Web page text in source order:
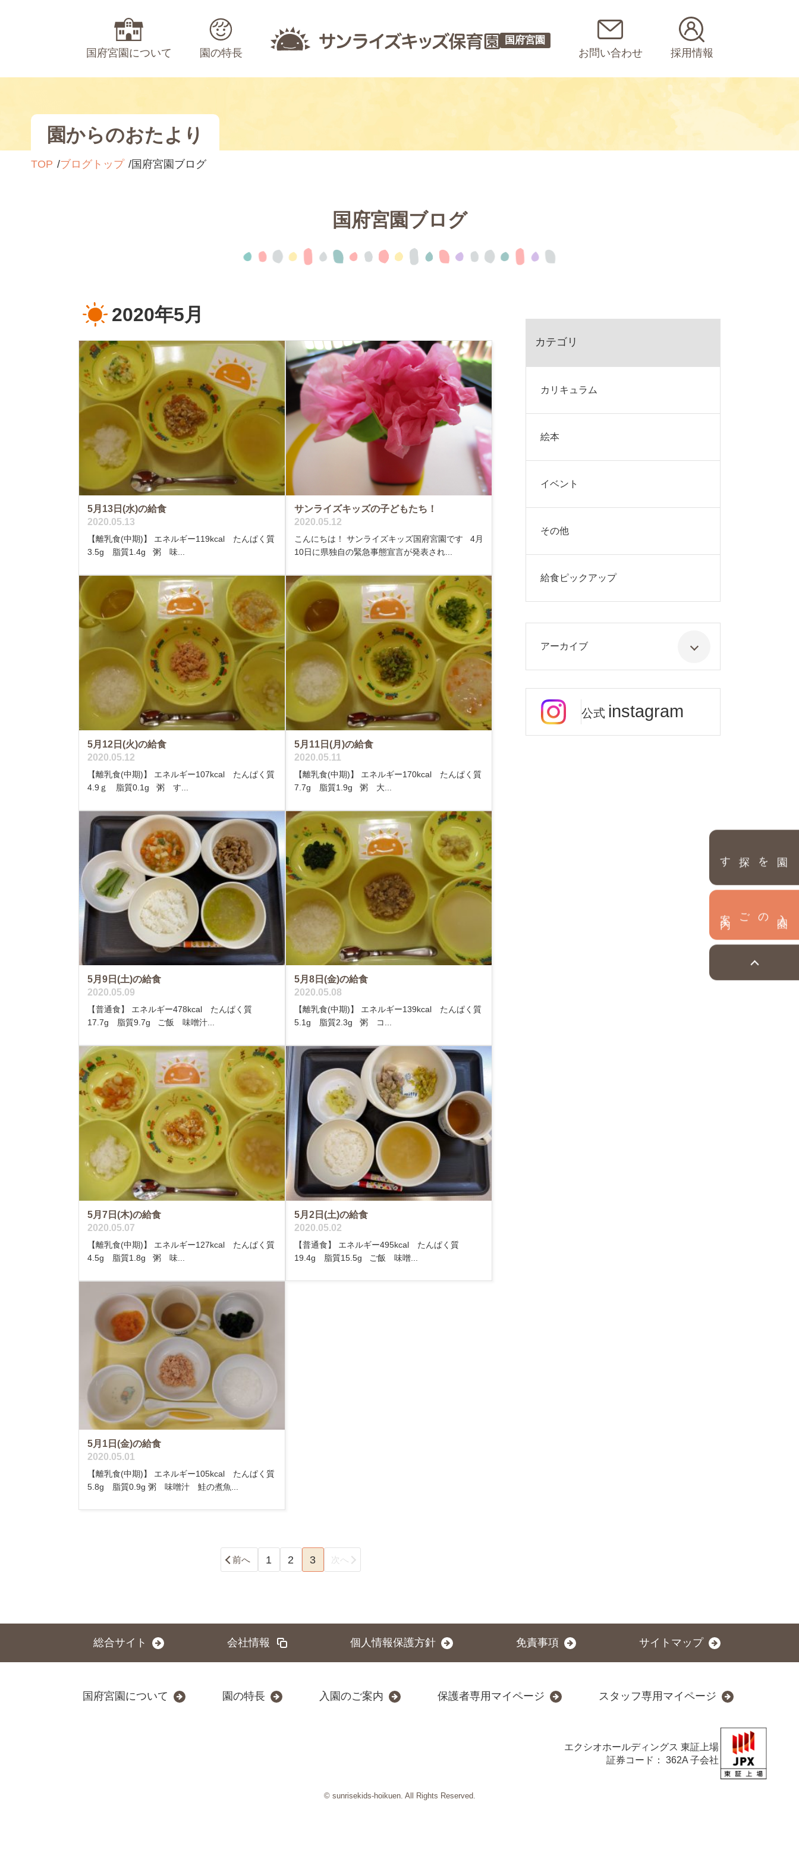
国府宮園について 園の特長
国府宮園
お問い合わせ 採用情報
園を探す
園からのおたより
TOP ブログトップ 国府宮園ブログ
国府宮園ブログ
2020年5月
5月13日(水)の給食
2020.05.13
【離乳食(中期)】 エネルギー119kcal たんぱく質
3.5g 脂質1.4g 粥 味...
サンライズキッズの子どもたち！
2020.05.12
こんにちは！ サンライズキッズ国府宮園です 4月
10日に県独自の緊急事態宣言が発表され...
5月12日(火)の給食
2020.05.12
【離乳食(中期)】 エネルギー107kcal たんぱく質
4.9ｇ 脂質0.1g 粥 す...
5月11日(月)の給食
2020.05.11
【離乳食(中期)】 エネルギー170kcal たんぱく質
7.7g 脂質1.9g 粥 大...
5月9日(土)の給食
2020.05.09
【普通食】 エネルギー478kcal たんぱく質
17.7g 脂質9.7g ご飯 味噌汁...
5月8日(金)の給食
2020.05.08
【離乳食(中期)】 エネルギー139kcal たんぱく質
5.1g 脂質2.3g 粥 コ...
5月7日(木)の給食
2020.05.07
【離乳食(中期)】 エネルギー127kcal たんぱく質
4.5g 脂質1.8g 粥 味...
5月2日(土)の給食
2020.05.02
【普通食】 エネルギー495kcal たんぱく質
19.4g 脂質15.5g ご飯 味噌...
5月1日(金)の給食
2020.05.01
【離乳食(中期)】 エネルギー105kcal たんぱく質
5.8g 脂質0.9g 粥 味噌汁 鮭の煮魚...
前へ 1 2 3 次へ
カテゴリ
カリキュラム
絵本
イベント
その他
給食ピックアップ
アーカイブ
公式 instagram
総合サイト 会社情報 個人情報保護方針 免責事項 サイトマップ
国府宮園について 園の特長 入園のご案内 保護者専用マイページ スタッフ専用マイページ
エクシオホールディングス 東証上場
証券コード： 362A 子会社
© sunrisekids-hoikuen. All Rights Reserved.